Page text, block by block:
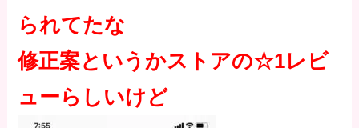
られてたな
修正案というかストアの☆1レビ
ューらしいけど